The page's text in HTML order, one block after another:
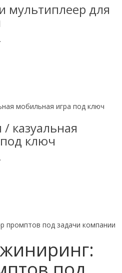
мультиплеер для
/ казуальная
ключ